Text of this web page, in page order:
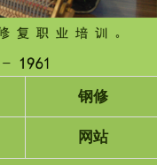
钢修
网站